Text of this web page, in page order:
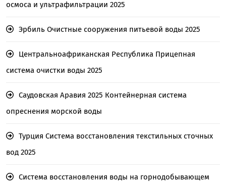
осмоса и ультрафильтрации 2025
Эрбиль Очистные сооружения питьевой воды 2025
Центральноафриканская Республика Прицепная
система очистки воды 2025
Саудовская Аравия 2025 Контейнерная система
опреснения морской воды
Турция Система восстановления текстильных сточных
вод 2025
Система восстановления воды на горнодобывающем